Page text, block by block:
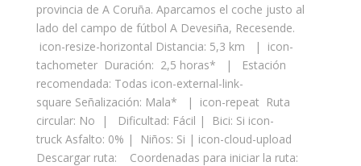
provincia de A Coruña. Aparcamos el coche justo al
lado del campo de fútbol A Devesiña, Recesende.
icon-resize-horizontal Distancia: 5,3 km | icon-
tachometer Duración: 2,5 horas* | Estación
recomendada: Todas icon-external-link-
square Señalización: Mala* | icon-repeat Ruta
circular: No | Dificultad: Fácil | Bici: Si icon-
truck Asfalto: 0% | Niños: Si | icon-cloud-upload
Descargar ruta: Coordenadas para iniciar la ruta: